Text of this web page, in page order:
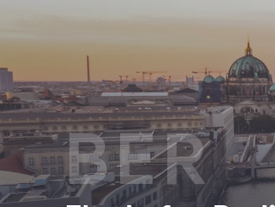
BER